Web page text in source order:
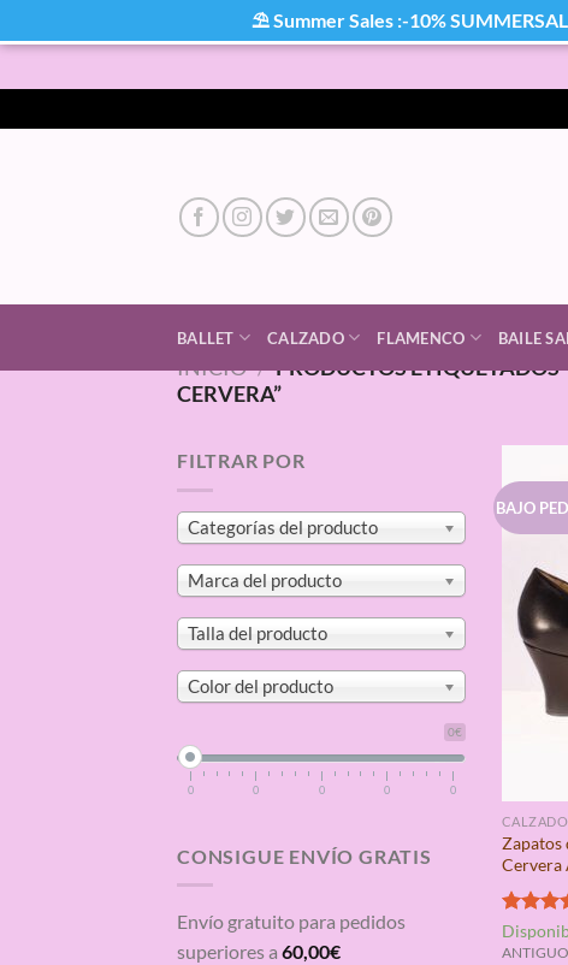
al
BALLET CALZADO FLAMENCO BAILE
INICIO / PRODUCTOS
CERVERA”
FILTRAR POR
Categorías del producto
Marca del producto
Talla del producto
Color del producto
0€
0 0 0 0 0
CONSIGUE ENVÍO GRATIS
Envío gratuito para pedidos
superiores a 60,00€
BAJO
CALZADO
Zapatos
Cervera
con
⛱ Summer Sales :-10%